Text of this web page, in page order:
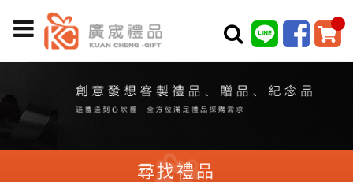
尋找禮品